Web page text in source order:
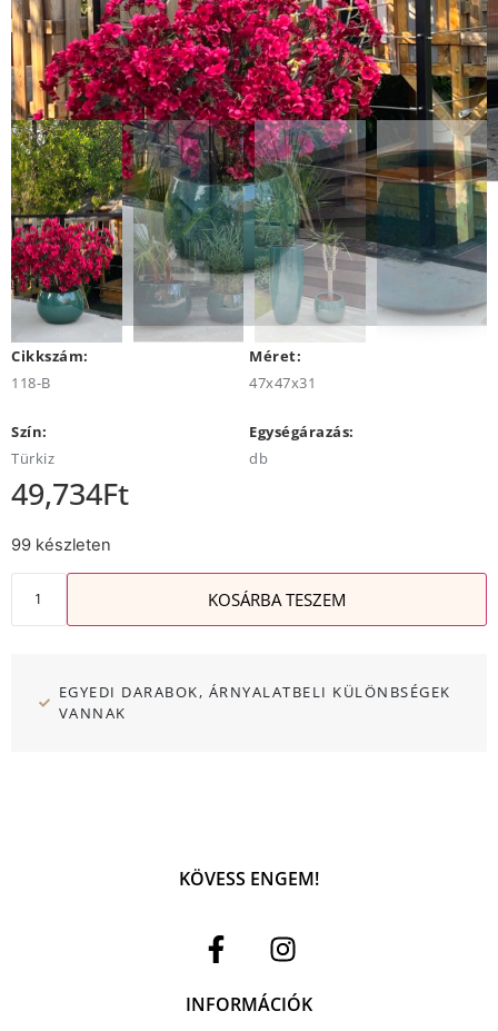
Cikkszám:
118-B
Méret:
47x47x31
Szín:
Türkiz
Egységárazás:
db
49,734Ft
99 készleten
KOSÁRBA TESZEM
EGYEDI DARABOK, ÁRNYALATBELI KÜLÖNBSÉGEK
VANNAK
KÖVESS ENGEM!
INFORMÁCIÓK